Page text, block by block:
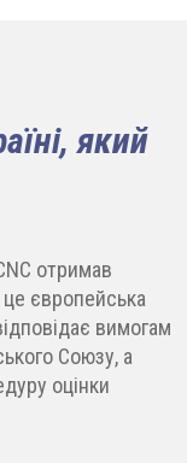
який
отримав
європейська
вимогам
Союзу, а
оцінки